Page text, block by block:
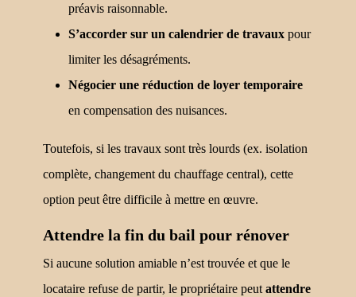
préavis raisonnable.
S’accorder sur un calendrier de travaux pour
limiter les désagréments.
Négocier une réduction de loyer temporaire
en compensation des nuisances.
Toutefois, si les travaux sont très lourds (ex. isolation
complète, changement du chauffage central), cette
option peut être difficile à mettre en œuvre.
Attendre la fin du bail pour rénover
Si aucune solution amiable n’est trouvée et que le
locataire refuse de partir, le propriétaire peut attendre